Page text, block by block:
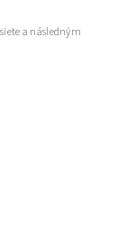
a následným